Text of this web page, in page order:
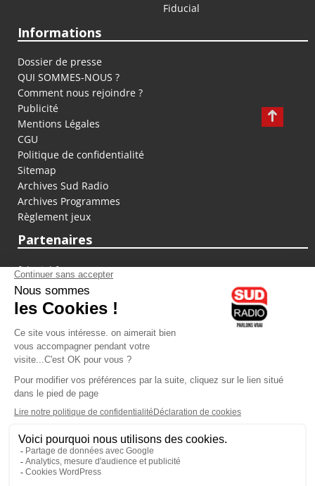
Fiducial
Informations
Dossier de presse
QUI SOMMES-NOUS ?
Comment nous rejoindre ?
Publicité
Mentions Légales
CGU
Politique de confidentialité
Sitemap
Archives Sud Radio
Archives Programmes
Règlement jeux
Partenaires
fiducial.fr
lyoncapitale.fr
olympique-et-lyonnais.com
L'application Iphone / Android
Téléchargez l'application
Les cookies
Gestion des cookies
Crédit photos : ©Sud Radio / Pierre Olivier